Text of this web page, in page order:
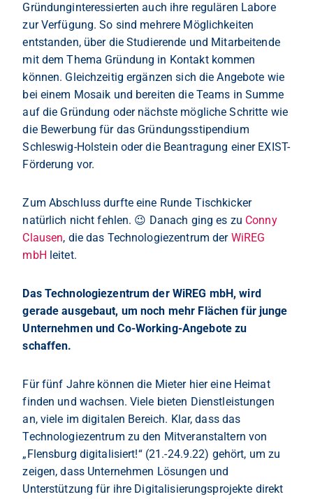
Gründunginteressierten auch ihre regulären Labore
zur Verfügung. So sind mehrere Möglichkeiten
entstanden, über die Studierende und Mitarbeitende
mit dem Thema Gründung in Kontakt kommen
können. Gleichzeitig ergänzen sich die Angebote wie
bei einem Mosaik und bereiten die Teams in Summe
auf die Gründung oder nächste mögliche Schritte wie
die Bewerbung für das Gründungsstipendium
Schleswig-Holstein oder die Beantragung einer EXIST-
Förderung vor.
Zum Abschluss durfte eine Runde Tischkicker
natürlich nicht fehlen. 😉 Danach ging es zu Conny
Clausen, die das Technologiezentrum der WiREG
mbH leitet.
Das Technologiezentrum der WiREG mbH, wird
gerade ausgebaut, um noch mehr Flächen für junge
Unternehmen und Co-Working-Angebote zu
schaffen.
Für fünf Jahre können die Mieter hier eine Heimat
finden und wachsen. Viele bieten Dienstleistungen
an, viele im digitalen Bereich. Klar, dass das
Technologiezentrum zu den Mitveranstaltern von
„Flensburg digitalisiert!“ (21.-24.9.22) gehört, um zu
zeigen, dass Unternehmen Lösungen und
Unterstützung für ihre Digitalisierungsprojekte direkt